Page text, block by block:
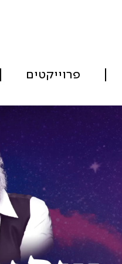
פרוייקטים